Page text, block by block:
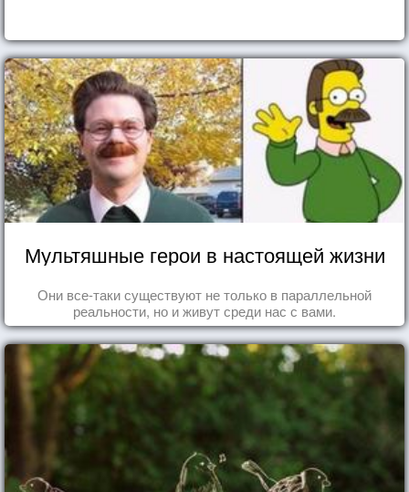
Мультяшные герои в настоящей жизни
Они все-таки существуют не только в параллельной
реальности, но и живут среди нас с вами.